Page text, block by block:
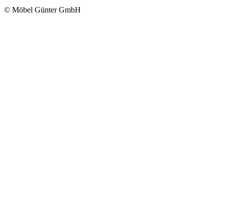
© Möbel Günter GmbH